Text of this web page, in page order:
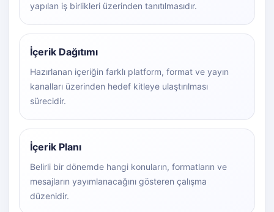
yapılan iş birlikleri üzerinden tanıtılmasıdır.
İçerik Dağıtımı
Hazırlanan içeriğin farklı platform, format ve yayın
kanalları üzerinden hedef kitleye ulaştırılması
sürecidir.
İçerik Planı
Belirli bir dönemde hangi konuların, formatların ve
mesajların yayımlanacağını gösteren çalışma
düzenidir.